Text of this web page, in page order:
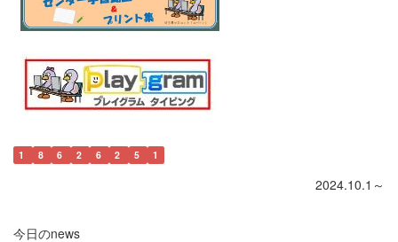
1 8 6 2 6 2 5 1
2024.10.1～
今日のnews